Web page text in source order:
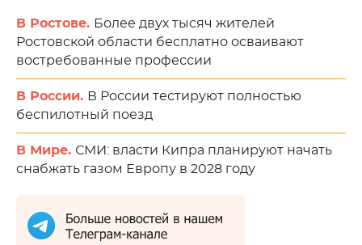
В Ростове. Более двух тысяч жителей
Ростовской области бесплатно осваивают
востребованные профессии
В России. В России тестируют полностью
беспилотный поезд
В Мире. СМИ: власти Кипра планируют начать
снабжать газом Европу в 2028 году